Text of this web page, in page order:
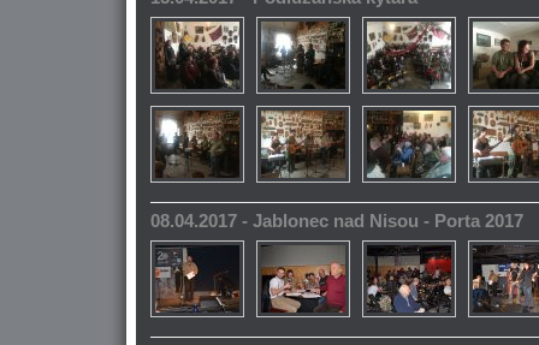
08.04.2017 - Jablonec nad Nisou - Porta 2017